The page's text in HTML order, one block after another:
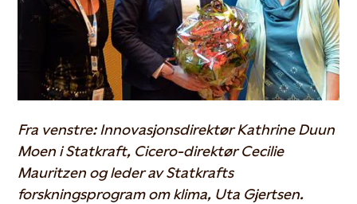
Fra venstre: Innovasjonsdirektør Kathrine Duun
Moen i Statkraft, Cicero-direktør Cecilie
Mauritzen og leder av Statkrafts
forskningsprogram om klima, Uta Gjertsen.